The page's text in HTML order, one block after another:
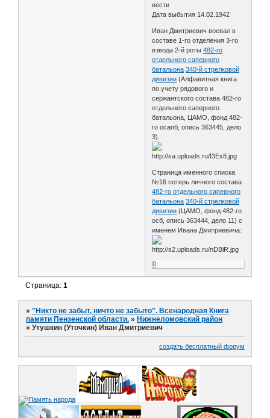
вести
Дата выбытия 14.02.1942
Иван Дмитриевич воевал в
составе 1-го отделения 3-го
взвода 2-й роты482-го
отдельного саперного
батальона 340-й стрелковой
дивизии (Алфавитная книга
по учету рядового и
сержантского состава 482-го
отдельного саперного
батальона, ЦАМО, фонд 482-
го осапб, опись 363445, дело
3).
Страница именного списка
№16 потерь личного состава
482-го отдельного саперного
батальона 340-й стрелковой
дивизии (ЦАМО, фонд 482-го
осб, опись 363444, дело 11) с
именем Ивана Дмитриевича:
0
Страница:1
»"Никто не забыт, ничто не забыто". Всенародная Книга
памяти Пензенской области. »Нижнеломовский район
»Утушкин (Уточкин) Иван Дмитриевич
создать бесплатный форум